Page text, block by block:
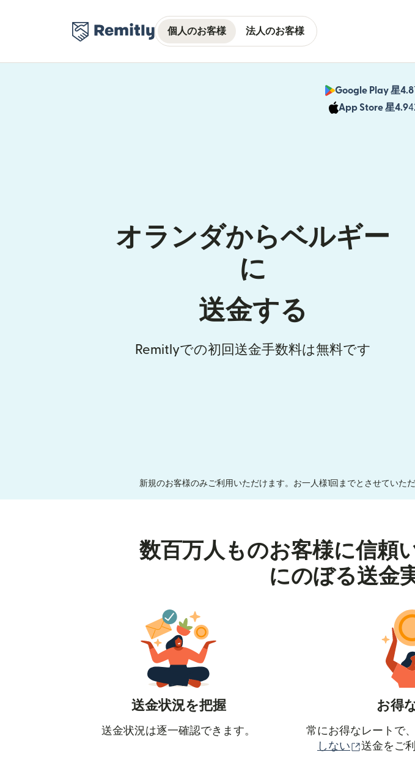
個人のお客様 法人のお客様
Google Play 星4.8
App Store 星4.9
オランダからベルギー
に
送金する
Remitlyでの初回送金手数料は無料です
新規のお客様のみご利用いただけます。お一人様1回までとさせていた
数百万人ものお客様に信頼
にのぼる送金
送金状況を把握
送金状況は逐一確認できます。
お得
常にお得なレートで、
しない
（別ウィ
送金をご